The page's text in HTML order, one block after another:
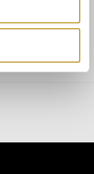
blue